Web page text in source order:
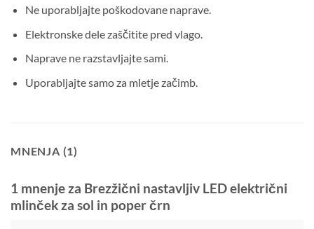
Ne uporabljajte poškodovane naprave.
Elektronske dele zaščitite pred vlago.
Naprave ne razstavljajte sami.
Uporabljajte samo za mletje začimb.
MNENJA (1)
1 mnenje za Brezžični nastavljiv LED električni
mlinček za sol in poper črn